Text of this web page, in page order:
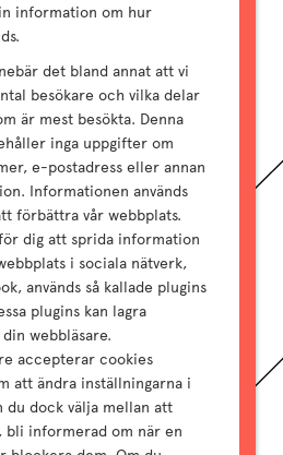
information om hur
det bland annat att vi
besökare och vilka delar
är mest besökta. Denna
inga uppgifter om
e-postadress eller annan
Informationen används
förbättra vår webbplats.
dig att sprida information
i sociala nätverk,
används så kallade plugins
plugins kan lagra
webbläsare.
accepterar cookies
att ändra inställningarna i
du dock välja mellan att
bli informerad om när en